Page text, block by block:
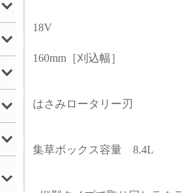
18V
160mm［刈込幅］
はさみロータリー刃
集草ボックス容量 8.4L